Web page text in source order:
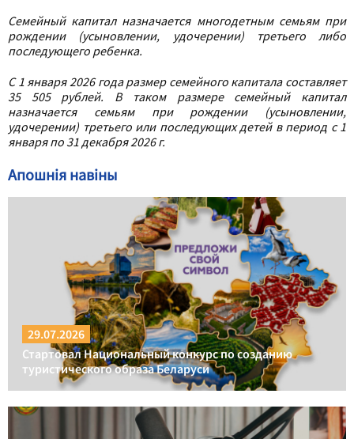
Семейный капитал назначается многодетным семьям при
рождении (усыновлении, удочерении) третьего либо
последующего ребенка.
С 1 января 2026 года размер семейного капитала составляет
35 505 рублей. В таком размере семейный капитал
назначается семьям при рождении (усыновлении,
удочерении) третьего или последующих детей в период с 1
января по 31 декабря 2026 г.
Апошнія навіны
29.07.2026
Стартовал Национальный конкурс по созданию
туристического образа Беларуси